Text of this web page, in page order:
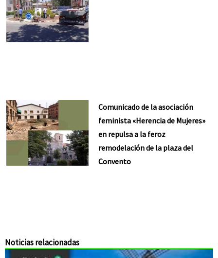
Comunicado de la asociación
feminista «Herencia de Mujeres»
en repulsa a la feroz
remodelación de la plaza del
Convento
Noticias relacionadas